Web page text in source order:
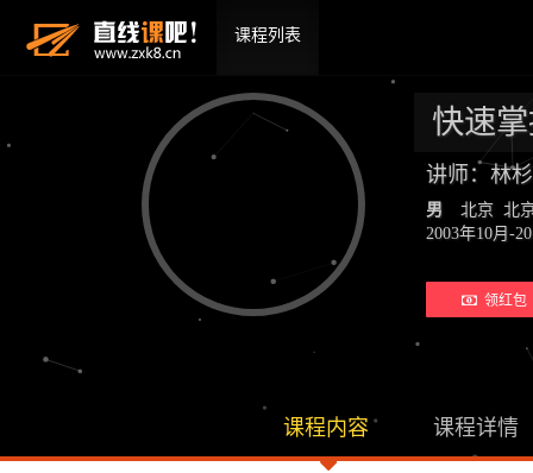
课程列表
快速
讲师：林
男
北京 北
2003年10月-
领红包
课程内容 课程详情